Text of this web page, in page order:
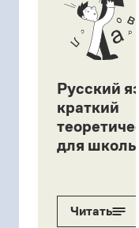
Русский
краткий
для
Читать